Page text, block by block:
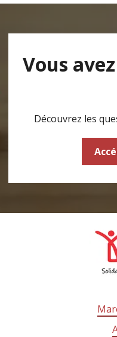
Vous
Découvrez les